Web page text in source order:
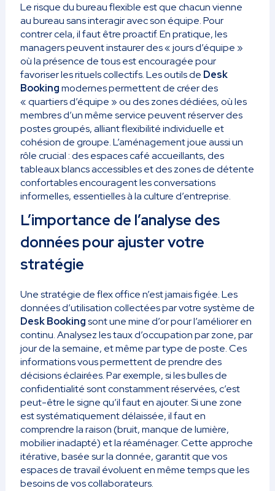
Le risque du bureau flexible est que chacun vienne
au bureau sans interagir avec son équipe. Pour
contrer cela, il faut être proactif. En pratique, les
managers peuvent instaurer des « jours d’équipe »
où la présence de tous est encouragée pour
favoriser les rituels collectifs. Les outils de Desk
Bookingmodernes permettent de créer des
« quartiers d’équipe » ou des zones dédiées, où les
membres d’un même service peuvent réserver des
postes groupés, alliant flexibilité individuelle et
cohésion de groupe. L’aménagement joue aussi un
rôle crucial : des espaces café accueillants, des
tableaux blancs accessibles et des zones de détente
confortables encouragent les conversations
informelles, essentielles à la culture d’entreprise.
L’importance de l’analyse des
données pour ajuster votre
stratégie
Une stratégie de flex office n’est jamais figée. Les
données d’utilisation collectées par votre système de
Desk Bookingsont une mine d’or pour l’améliorer en
continu. Analysez les taux d’occupation par zone, par
jour de la semaine, et même par type de poste. Ces
informations vous permettent de prendre des
décisions éclairées. Par exemple, si les bulles de
confidentialité sont constamment réservées, c’est
peut-être le signe qu’il faut en ajouter. Si une zone
est systématiquement délaissée, il faut en
comprendre la raison (bruit, manque de lumière,
mobilier inadapté) et la réaménager. Cette approche
itérative, basée sur la donnée, garantit que vos
espaces de travail évoluent en même temps que les
besoins de vos collaborateurs.